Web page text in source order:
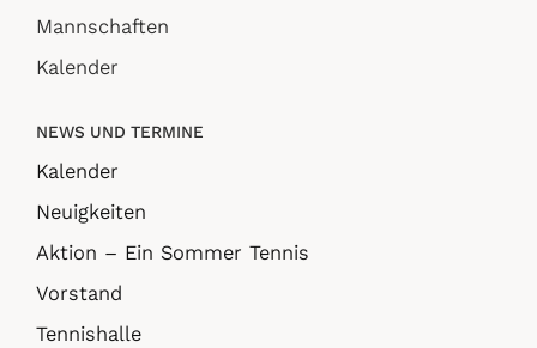
Mannschaften
Kalender
NEWS UND TERMINE
Kalender
Neuigkeiten
Aktion – Ein Sommer Tennis
Vorstand
Tennishalle